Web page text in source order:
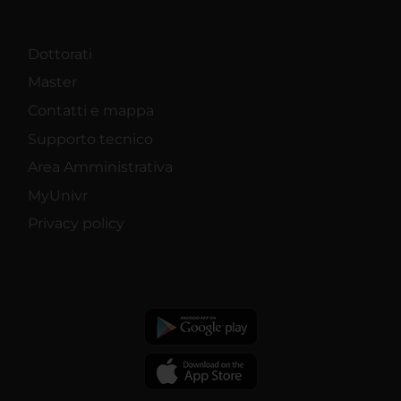
Dottorati
Master
Contatti e mappa
Supporto tecnico
Area Amministrativa
MyUnivr
Privacy policy